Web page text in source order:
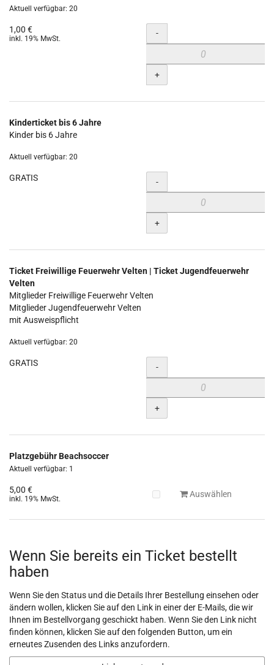
Aktuell verfügbar: 20
1,00 €
inkl. 19% MwSt. Menge
-
+
Kinderticket bis 6 Jahre
Kinder bis 6 Jahre
Aktuell verfügbar: 20
GRATIS Menge
-
+
Ticket Freiwillige Feuerwehr Velten | Ticket Jugendfeuerwehr
Velten
Mitglieder Freiwillige Feuerwehr Velten
Mitglieder Jugendfeuerwehr Velten
mit Ausweispflicht
Aktuell verfügbar: 20
GRATIS Menge
-
+
Platzgebühr Beachsoccer
Aktuell verfügbar: 1
5,00 €
inkl. 19% MwSt.
Auswählen
Wenn Sie bereits ein Ticket bestellt
haben
Wenn Sie den Status und die Details Ihrer Bestellung einsehen oder
ändern wollen, klicken Sie auf den Link in einer der E-Mails, die wir
Ihnen im Bestellvorgang geschickt haben. Wenn Sie den Link nicht
finden können, klicken Sie auf den folgenden Button, um ein
erneutes Zusenden des Links anzufordern.